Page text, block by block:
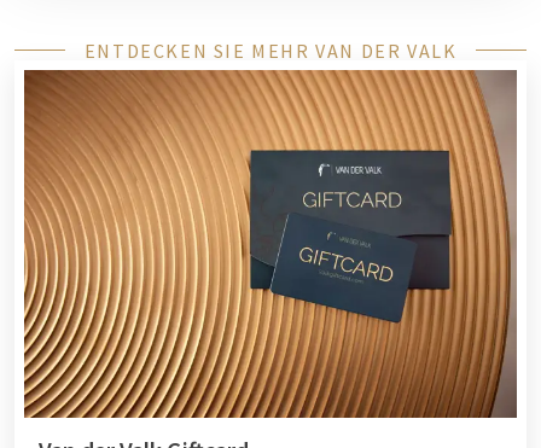
ENTDECKEN SIE MEHR VAN DER VALK